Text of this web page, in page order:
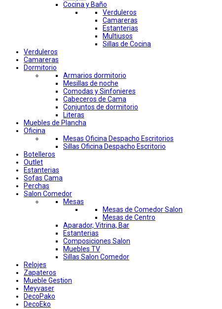
Cocina y Baño
Verduleros
Camareras
Estanterias
Multiusos
Sillas de Cocina
Verduleros
Camareras
Dormitorio
Armarios dormitorio
Mesillas de noche
Comodas y Sinfonieres
Cabeceros de Cama
Conjuntos de dormitorio
Literas
Muebles de Plancha
Oficina
Mesas Oficina Despacho Escritorios
Sillas Oficina Despacho Escritorio
Botelleros
Outlet
Estanterias
Sofas Cama
Perchas
Salon Comedor
Mesas
Mesas de Comedor Salon
Mesas de Centro
Aparador, Vitrina, Bar
Estanterias
Composiciones Salon
Muebles TV
Sillas Salon Comedor
Relojes
Zapateros
Mueble Gestion
Meyvaser
DecoPako
DecoEko